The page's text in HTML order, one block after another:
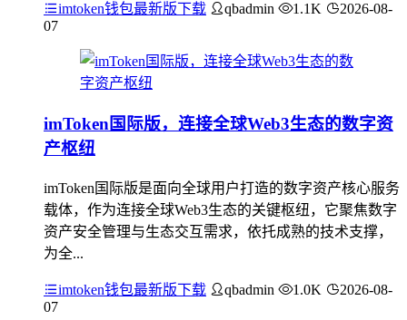
imtoken钱包最新版下载 qbadmin 1.1K
2026-08-
07
imToken国际版，连接全球Web3生态的数字资
产枢纽
imToken国际版是面向全球用户打造的数字资产核心服务
载体，作为连接全球Web3生态的关键枢纽，它聚焦数字
资产安全管理与生态交互需求，依托成熟的技术支撑，
为全...
imtoken钱包最新版下载 qbadmin 1.0K
2026-08-
07